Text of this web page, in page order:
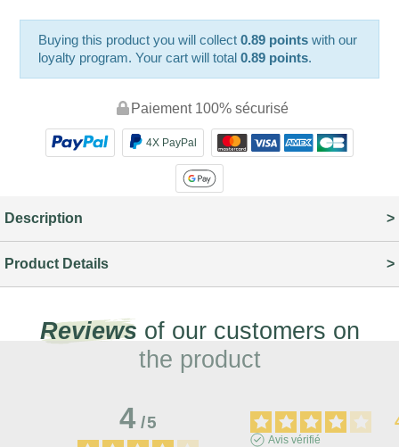
Buying this product you will collect0.89 points with our
loyalty program. Your cart will total0.89 points.
Paiement 100% sécurisé
4X PayPal
Description
Product Details
Reviews of our customers on
the product
4/5
Avis vérifié